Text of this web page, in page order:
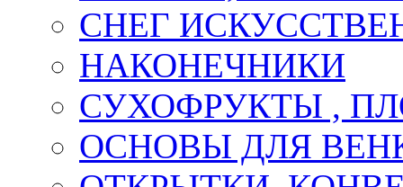
СНЕГ
НАКОНЕЧНИКИ
СУХОФРУКТЫ ,
ОСНОВЫ ДЛЯ